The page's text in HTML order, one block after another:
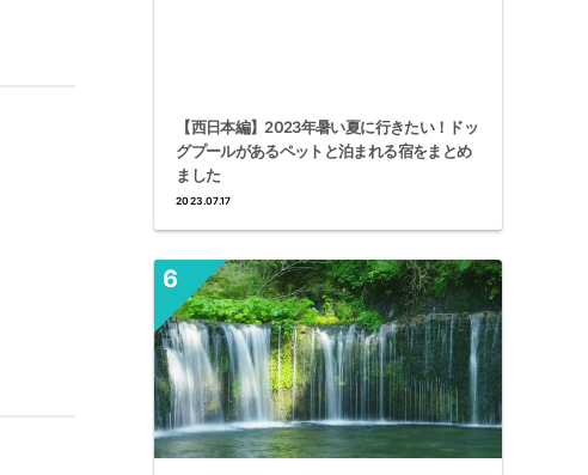
【西日本編】2023年暑い夏に行きたい！ドッ
グプールがあるペットと泊まれる宿をまとめ
ました
2023.07.17